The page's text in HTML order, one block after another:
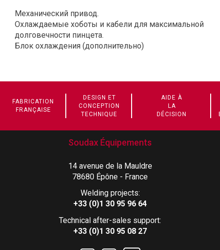
Механический привод.
Охлаждаемые хоботы и кабели для максимальной
долговечности пинцета.
Блок охлаждения (дополнительно)
FABRICATION
FRANÇAISE
DESIGN ET
CONCEPTION
TECHNIQUE
AIDE À
LA
DÉCISION
Soudax Équipements
14 avenue de la Mauldre
78680 Épône - France
Welding projects:
+33 (0)1 30 95 96 64
Technical after-sales support:
+33 (0)1 30 95 08 27